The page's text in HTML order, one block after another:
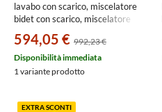
lavabo con scarico, miscelatore
bidet con scarico, miscelatore
incasso, finitura cromo
SETTAL003
594,05 € 992,23 €
Disponibilità immediata
1 variante prodotto
EXTRA SCONTI